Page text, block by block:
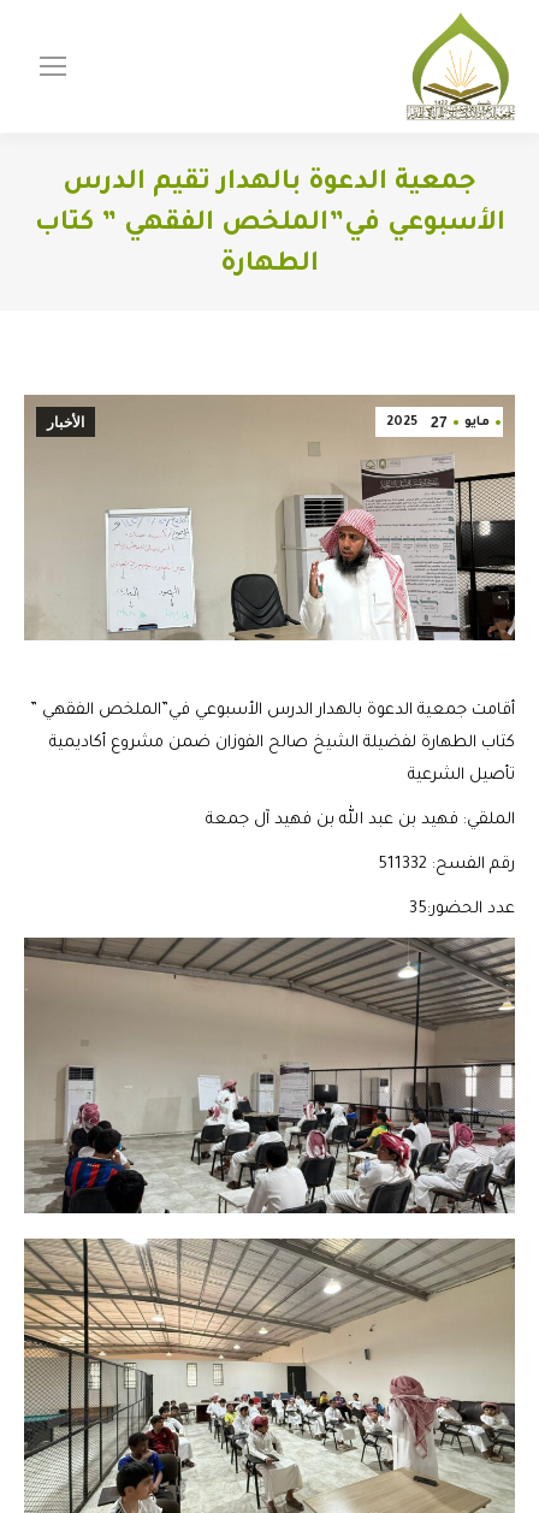
جمعية الدعوة بالهدار تقيم الدرس
الأسبوعي في”الملخص الفقهي ” كتاب
الطهارة
مايو 27
2025 الأخبار
أقامت جمعية الدعوة بالهدار الدرس الأسبوعي في”الملخص الفقهي ”
كتاب الطهارة لفضيلة الشيخ صالح الفوزان ضمن مشروع أكاديمية
تأصيل الشرعية
الملقي: فهيد بن عبد الله بن فهيد آل جمعة
رقم الفسح: 511332
عدد الحضور:35